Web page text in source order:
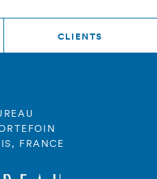
CLIENTS
FRANCE